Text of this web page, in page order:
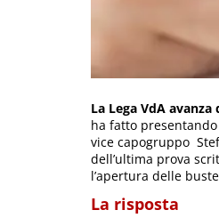
La Lega VdA
ha fatto
vice capogruppo
dell’ultima prova
l’apertura delle
La risposta